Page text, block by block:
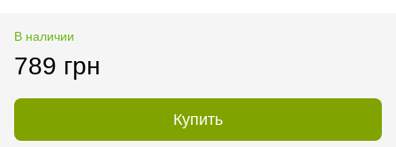
В наличии
789 грн
Купить